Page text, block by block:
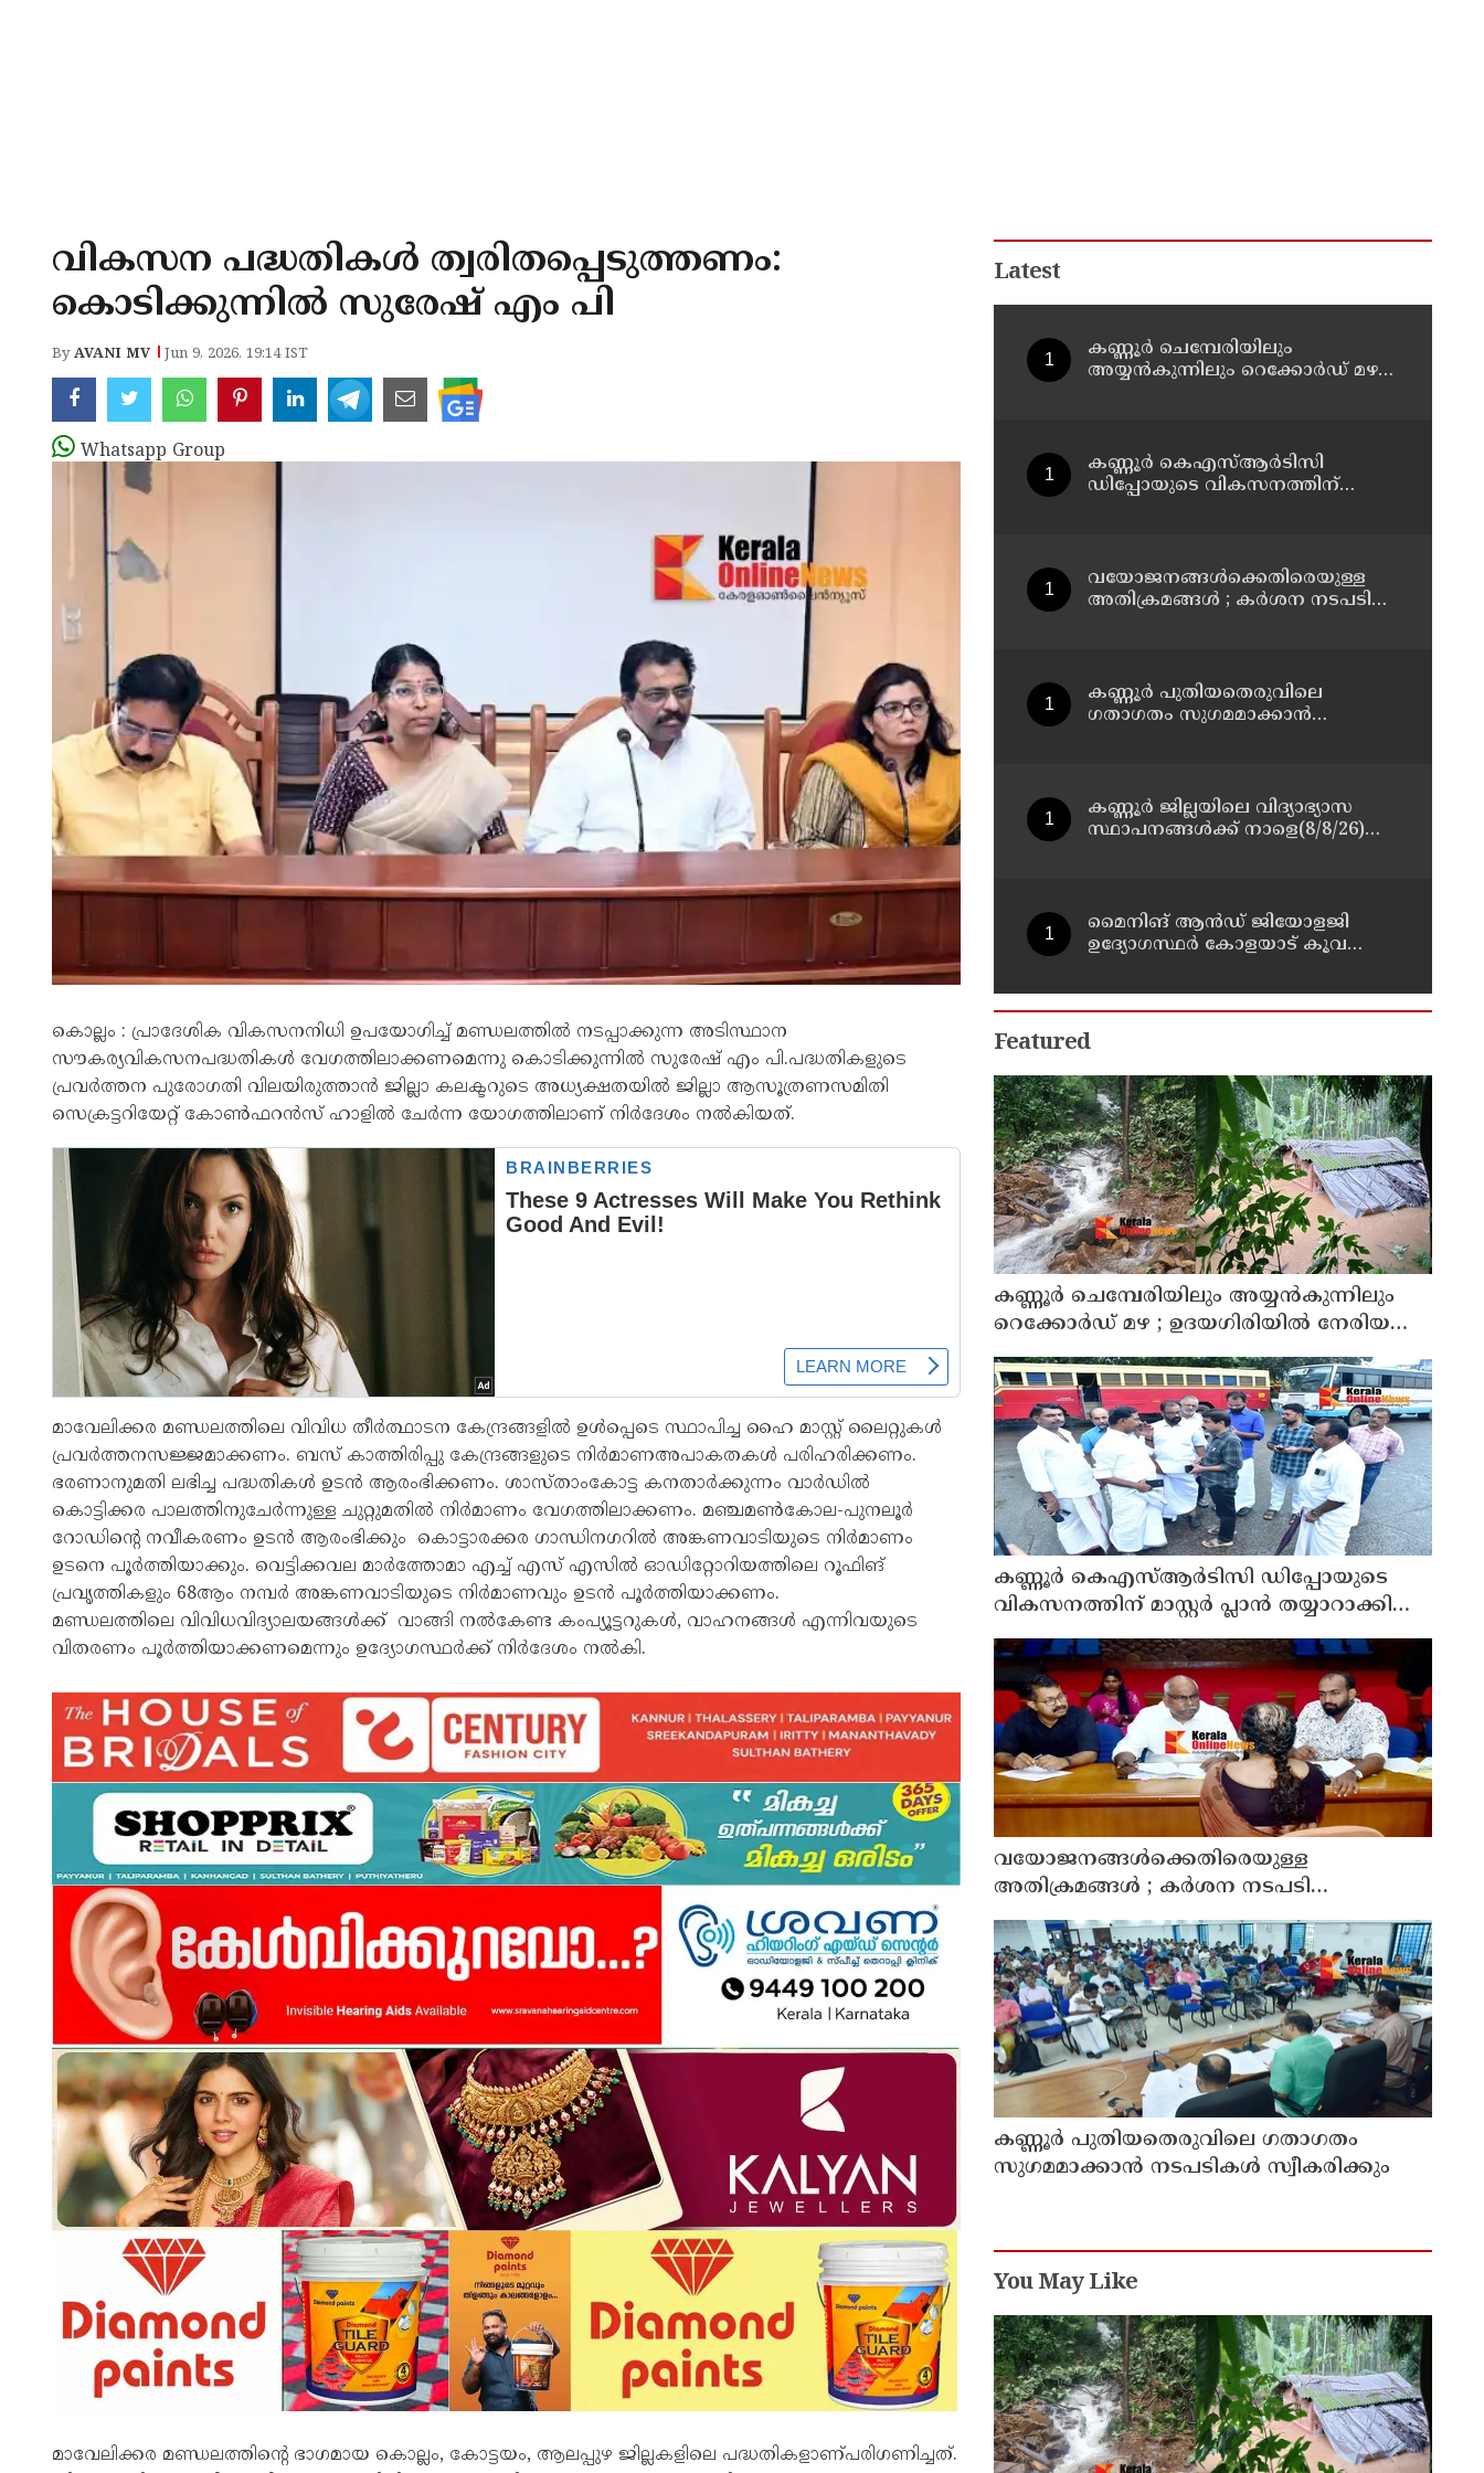
വികസന പദ്ധതികൾ ത്വരിതപ്പെടുത്തണം:
കൊടിക്കുന്നിൽ സുരേഷ് എം പി
ByAVANI MV Jun 9, 2026, 19:14 IST
Whatsapp Group
കൊല്ലം : പ്രാദേശിക വികസനനിധി ഉപയോഗിച്ച് മണ്ഡലത്തിൽ നടപ്പാക്കുന്ന അടിസ്ഥാന
സൗകര്യവികസനപദ്ധതികൾ വേഗത്തിലാക്കണമെന്നു കൊടിക്കുന്നിൽ സുരേഷ് എം പി.പദ്ധതികളുടെ
പ്രവർത്തന പുരോഗതി വിലയിരുത്താൻ ജില്ലാ കലക്ടറുടെ അധ്യക്ഷതയിൽ ജില്ലാ ആസൂത്രണസമിതി
സെക്രട്ടറിയേറ്റ് കോൺഫറൻസ് ഹാളിൽ ചേർന്ന യോഗത്തിലാണ് നിർദേശം നൽകിയത്.
മാവേലിക്കര മണ്ഡലത്തിലെ വിവിധ തീർത്ഥാടന കേന്ദ്രങ്ങളിൽ ഉൾപ്പെടെ സ്ഥാപിച്ച ഹൈ മാസ്റ്റ് ലൈറ്റുകൾ
പ്രവർത്തനസജ്ജമാക്കണം. ബസ് കാത്തിരിപ്പു കേന്ദ്രങ്ങളുടെ നിർമാണഅപാകതകൾ പരിഹരിക്കണം.
ഭരണാനുമതി ലഭിച്ച പദ്ധതികൾ ഉടൻ ആരംഭിക്കണം. ശാസ്താംകോട്ട കനതാർക്കുന്നം വാർഡിൽ
കൊട്ടിക്കര പാലത്തിനുചേർന്നുള്ള ചുറ്റുമതിൽ നിർമാണം വേഗത്തിലാക്കണം. മഞ്ചമൺകോല-പുനലൂർ
റോഡിന്റെ നവീകരണം ഉടൻ ആരംഭിക്കും കൊട്ടാരക്കര ഗാന്ധിനഗറിൽ അങ്കണവാടിയുടെ നിർമാണം
ഉടനെ പൂർത്തിയാക്കും. വെട്ടിക്കവല മാർത്തോമാ എച്ച് എസ് എസിൽ ഓഡിറ്റോറിയത്തിലെ റൂഫിങ്
പ്രവൃത്തികളും 68ആം നമ്പർ അങ്കണവാടിയുടെ നിർമാണവും ഉടൻ പൂർത്തിയാക്കണം.
മണ്ഡലത്തിലെ വിവിധവിദ്യാലയങ്ങൾക്ക് വാങ്ങി നൽകേണ്ട കംപ്യൂട്ടറുകൾ, വാഹനങ്ങൾ എന്നിവയുടെ
വിതരണം പൂർത്തിയാക്കണമെന്നും ഉദ്യോഗസ്ഥർക്ക് നിർദേശം നൽകി.
മാവേലിക്കര മണ്ഡലത്തിന്റെ ഭാഗമായ കൊല്ലം, കോട്ടയം, ആലപ്പുഴ ജില്ലകളിലെ പദ്ധതികളാണ്പരിഗണിച്ചത്.
Latest
കണ്ണൂർ ചെമ്പേരിയിലും
അയ്യൻകുന്നിലും റെക്കോർഡ് മഴ ;
കണ്ണൂർ കെഎസ്ആർടിസി
ഡിപ്പോയുടെ വികസനത്തിന്
വയോജനങ്ങൾക്കെതിരെയുള്ള
അതിക്രമങ്ങൾ ; കർശന നടപടി
കണ്ണൂർ പുതിയതെരുവിലെ
ഗതാഗതം സുഗമമാക്കാന്‍
കണ്ണൂർ ജില്ലയിലെ വിദ്യാഭ്യാസ
സ്ഥാപനങ്ങള്‍ക്ക് നാളെ(8/8/26)
മൈനിങ് ആൻഡ്​ ജിയോളജി
ഉദ്യോഗസ്ഥർ കോളയാട് കൂവ
Featured
കണ്ണൂർ ചെമ്പേരിയിലും അയ്യൻകുന്നിലും
റെക്കോർഡ് മഴ ; ഉദയഗിരിയിൽ നേരിയ
ഉരുൾപൊട്ടൽ; 13 പേരെ ക്യാമ്പിലേക്ക് മാറ്റി
കണ്ണൂർ കെഎസ്ആർടിസി ഡിപ്പോയുടെ
വികസനത്തിന് മാസ്റ്റർ പ്ലാൻ തയ്യാറാക്കി
സമർപ്പിക്കും : ടി ഒ മോഹനൻ എം എൽ എ
വയോജനങ്ങൾക്കെതിരെയുള്ള
അതിക്രമങ്ങൾ ; കർശന നടപടി
സ്വീകരിക്കുമെന്ന് കമ്മീഷൻ
കണ്ണൂർ പുതിയതെരുവിലെ ഗതാഗതം
സുഗമമാക്കാന്‍ നടപടികള്‍ സ്വീകരിക്കും
You May Like